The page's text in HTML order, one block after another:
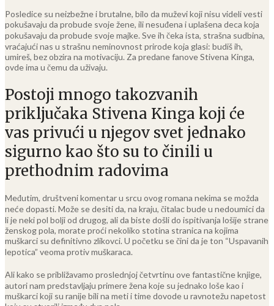
Posledice su neizbežne i brutalne, bilo da muževi koji nisu videli vesti
pokušavaju da probude svoje žene, ili nesuđena i uplašena deca koja
pokušavaju da probude svoje majke. Sve ih čeka ista, strašna sudbina,
vraćajući nas u strašnu neminovnost prirode koja glasi: budiš ih,
umireš, bez obzira na motivaciju. Za predane fanove Stivena Kinga,
ovde ima u čemu da uživaju.
Postoji mnogo takozvanih
priključaka Stivena Kinga koji će
vas privući u njegov svet jednako
sigurno kao što su to činili u
prethodnim radovima
Međutim, društveni komentar u srcu ovog romana nekima se možda
neće dopasti. Može se desiti da, na kraju, čitalac bude u nedoumici da
li je neki pol bolji od drugog, ali da biste došli do ispitivanja lošije strane
ženskog pola, morate proći nekoliko stotina stranica na kojima
muškarci su definitivno zlikovci. U početku se čini da je ton “Uspavanih
lepotica” veoma protiv muškaraca.
Ali kako se približavamo proslednjoj četvrtinu ove fantastične knjige,
autori nam predstavljaju primere žena koje su jednako loše kao i
muškarci koji su ranije bili na meti i time dovode u ravnotežu napetost